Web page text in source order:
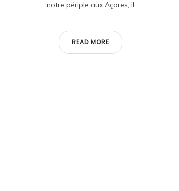
notre périple aux Açores, il
READ MORE